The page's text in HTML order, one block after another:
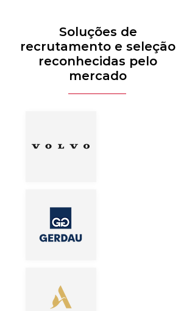
Soluções de
recrutamento e seleção
reconhecidas pelo
mercado